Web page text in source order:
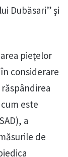
Dubăsari” şi
pieţelor
considerare
este
a
de